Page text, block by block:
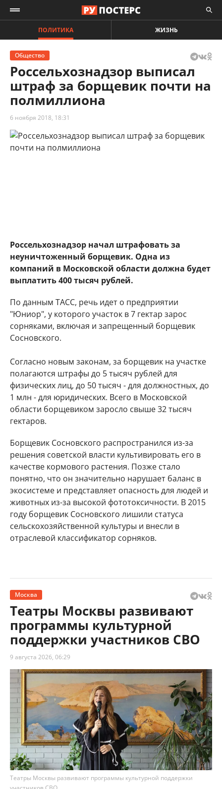
ПОЛИТИКА ЖИЗНЬ
Общество
Россельхознадзор выписал
штраф за борщевик почти на
полмиллиона
6 ноября 2018, 18:31
Россельхознадзор начал штрафовать за
неуничтоженный борщевик. Одна из
компаний в Московской области должна будет
выплатить 400 тысяч рублей.
По данным ТАСС, речь идет о предприятии
"Юниор", у которого участок в 7 гектар зарос
сорняками, включая и запрещенный борщевик
Сосновского.
Согласно новым законам, за борщевик на участке
полагаются штрафы до 5 тысяч рублей для
физических лиц, до 50 тысяч - для должностных, до
1 млн - для юридических. Всего в Московской
области борщевиком заросло свыше 32 тысяч
гектаров.
Борщевик Сосновского распространился из-за
решения советской власти культивировать его в
качестве кормового растения. Позже стало
понятно, что он значительно нарушает баланс в
экосистеме и представляет опасность для людей и
животных из-за высокой фототоксичности. В 2015
году борщевик Сосновского лишили статуса
сельскохозяйственной культуры и внесли в
отраслевой классификатор сорняков.
Москва
Театры Москвы развивают
программы культурной
поддержки участников СВО
9 августа 2026, 06:29
Театры Москвы развивают программы культурной поддержки